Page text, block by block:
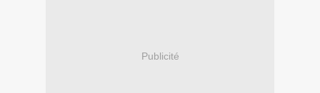
Publicité